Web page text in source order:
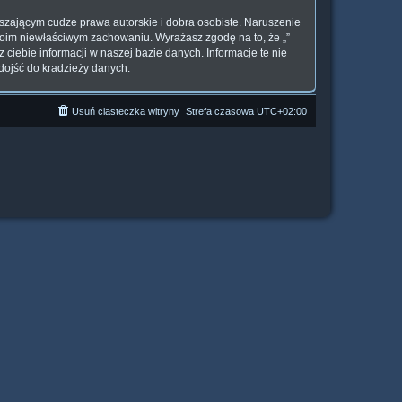
cudze prawa autorskie i dobra osobiste. Naruszenie
niewłaściwym zachowaniu. Wyrażasz zgodę na to, że „”
informacji w naszej bazie danych. Informacje te nie
do kradzieży danych.
Strefa czasowa UTC+02:00
Usuń ciasteczka witryny